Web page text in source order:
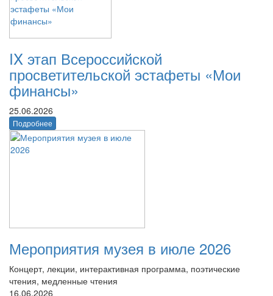
IX этап Всероссийской
просветительской эстафеты «Мои
финансы»
25.06.2026
Подробнее
Мероприятия музея в июле 2026
Концерт, лекции, интерактивная программа, поэтические
чтения, медленные чтения
16.06.2026